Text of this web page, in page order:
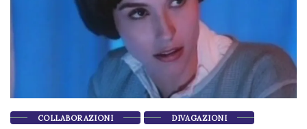
COLLABORAZIONI DIVAGAZIONI